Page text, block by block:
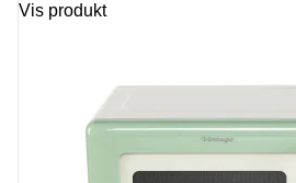
Vis produkt